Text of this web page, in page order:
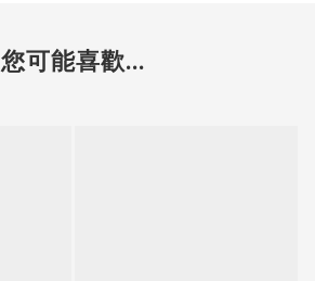
您可能喜歡...